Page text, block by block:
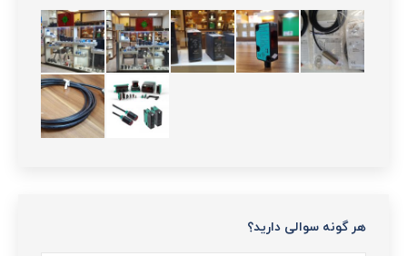
هر گونه سوالی دارید؟